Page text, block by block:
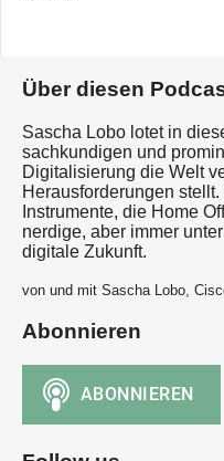
Über diesen
Sascha Lobo lotet in
sachkundigen und
Digitalisierung die Welt
Herausforderungen
Instrumente, die Home
nerdige, aber immer
digitale Zukunft.
von und mit Sascha Lobo,
Abonnieren